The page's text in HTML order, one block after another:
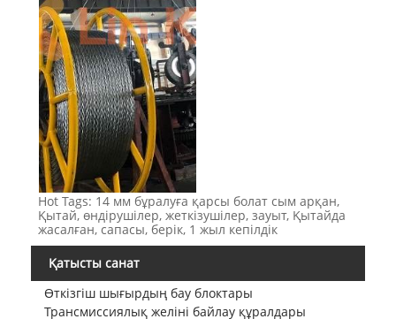
Hot Tags: 14 мм бұралуға қарсы болат сым арқан,
Қытай, өндірушілер, жеткізушілер, зауыт, Қытайда
жасалған, сапасы, берік, 1 жыл кепілдік
Қатысты санат
Өткізгіш шығырдың бау блоктары
Трансмиссиялық желіні байлау құралдары